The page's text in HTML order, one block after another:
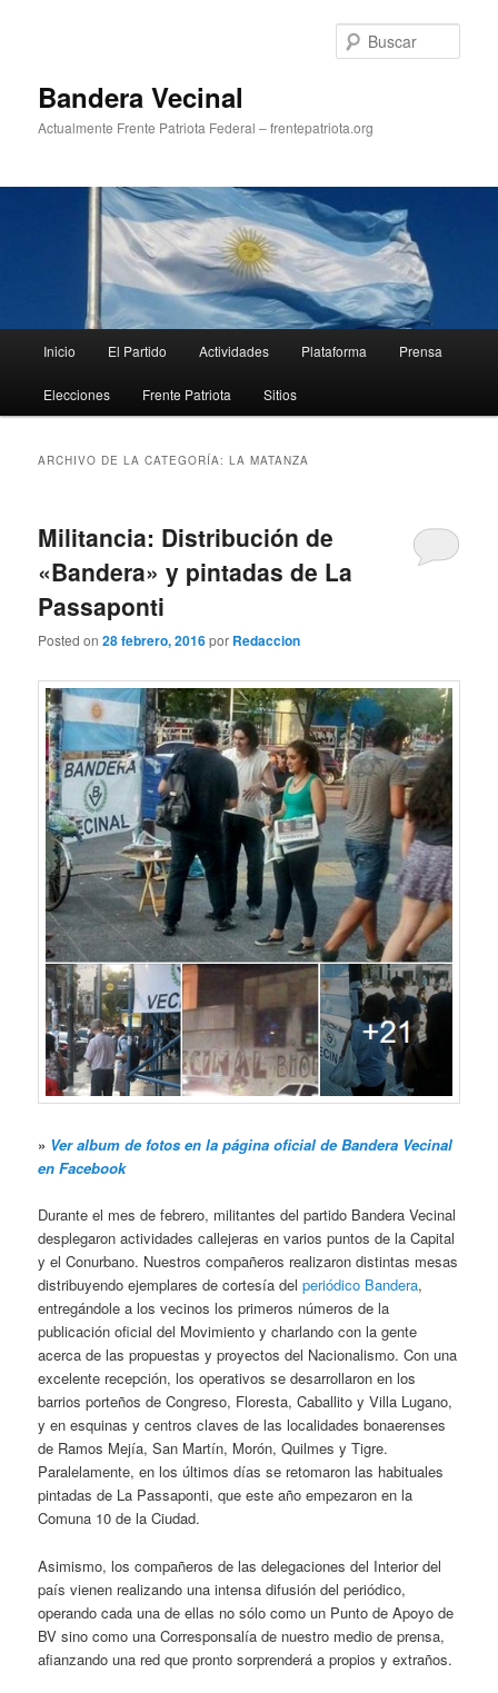
Bandera Vecinal
Actualmente Frente Patriota Federal – frentepatriota.org
principal
Inicio El Partido Actividades Plataforma Prensa
Elecciones Frente Patriota Sitios
ARCHIVO DE LA CATEGORÍA:LA MATANZA
Militancia: Distribución de
«Bandera» y pintadas de La
Passaponti
Posted on28 febrero, 2016por Redaccion
» Ver album de fotos en la página oficial de Bandera Vecinal
en Facebook
Durante el mes de febrero, militantes del partido Bandera Vecinal
desplegaron actividades callejeras en varios puntos de la Capital
y el Conurbano. Nuestros compañeros realizaron distintas mesas
distribuyendo ejemplares de cortesía delperiódico Bandera,
entregándole a los vecinos los primeros números de la
publicación oficial del Movimiento y charlando con la gente
acerca de las propuestas y proyectos del Nacionalismo. Con una
excelente recepción, los operativos se desarrollaron en los
barrios porteños de Congreso, Floresta, Caballito y Villa Lugano,
y en esquinas y centros claves de las localidades bonaerenses
de Ramos Mejía, San Martín, Morón, Quilmes y Tigre.
Paralelamente, en los últimos días se retomaron las habituales
pintadas de La Passaponti, que este año empezaron en la
Comuna 10 de la Ciudad.
Asimismo, los compañeros de las delegaciones del Interior del
país vienen realizando una intensa difusión del periódico,
operando cada una de ellas no sólo como un Punto de Apoyo de
BV sino como una Corresponsalía de nuestro medio de prensa,
afianzando una red que pronto sorprenderá a propios y extraños.